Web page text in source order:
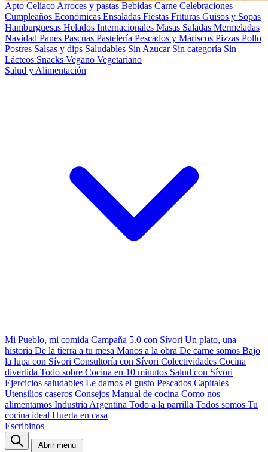
Apto Celíaco Arroces y pastas Bebidas Carne Celebraciones
Cumpleaños Económicas Ensaladas Fiestas Frituras Guisos y Sopas
Hamburguesas Helados Internacionales Masas Saladas Mermeladas
Navidad Panes Pascuas Pastelería Pescados y Mariscos Pizzas Pollo
Postres Salsas y dips Saludables Sin Azucar Sin categoría Sin
Lácteos Snacks Vegano Vegetariano
Salud y Alimentación
Mi Pueblo, mi comida Campaña 5.0 con Sívori Un plato, una
historia De la tierra a tu mesa Manos a la obra De carne somos Bajo
la lupa con Sívori Consultoría con Sívori Colectividades Cocina
divertida Todo sobre Cocina en 10 minutos Salud con Sívori
Ejercicios saludables Le damos el gusto Pescados Capitales
Utensilios caseros Consejos Manual de cocina Como nos
alimentamos Industria Argentina Todo a la parrilla Todos somos Tu
cocina ideal Huerta en casa
Escribinos
Abrir menu